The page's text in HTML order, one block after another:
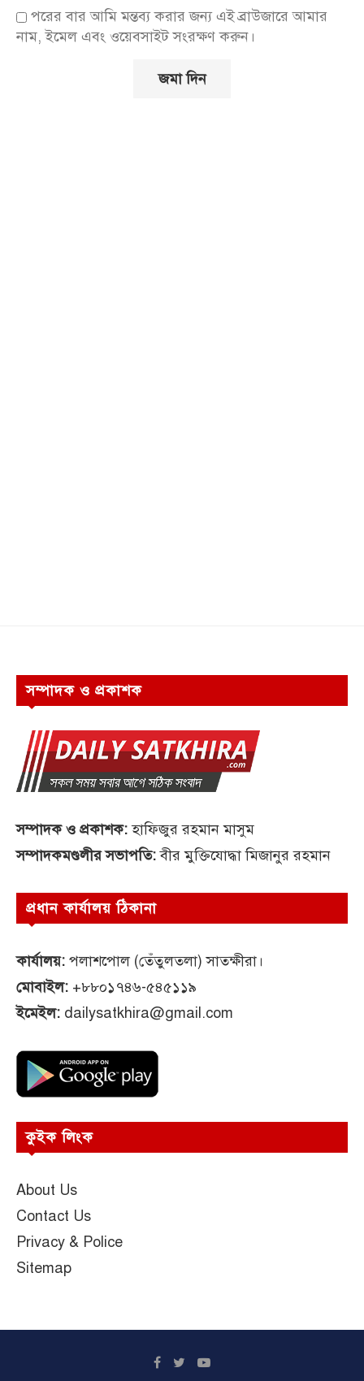
পরের বার আমি মন্তব্য করার জন্য এই ব্রাউজারে আমার
নাম, ইমেল এবং ওয়েবসাইট সংরক্ষণ করুন।
সম্পাদক ও প্রকাশক
সম্পাদক ও প্রকাশক:হাফিজুর রহমান মাসুম
সম্পাদকমণ্ডলীর সভাপতি:বীর মুক্তিযোদ্ধা মিজানুর রহমান
প্রধান কার্যালয় ঠিকানা
কার্যালয়: পলাশপোল (তেঁতুলতলা) সাতক্ষীরা।
মোবাইল: +৮৮০১৭৪৬-৫৪৫১১৯
ইমেইল: dailysatkhira@gmail.com
কুইক লিংক
About Us
Contact Us
Privacy & Police
Sitemap